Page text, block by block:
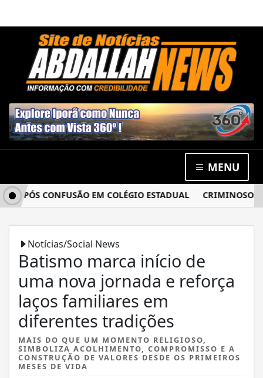
MENU
CONFUSÃO EM COLÉGIO ESTADUAL CRIMINOSOS
Notícias/Social News
Batismo marca início de
uma nova jornada e reforça
laços familiares em
diferentes tradições
MAIS DO QUE UM MOMENTO RELIGIOSO,
SIMBOLIZA ACOLHIMENTO, COMPROMISSO E A
CONSTRUÇÃO DE VALORES DESDE OS PRIMEIROS
MESES DE VIDA